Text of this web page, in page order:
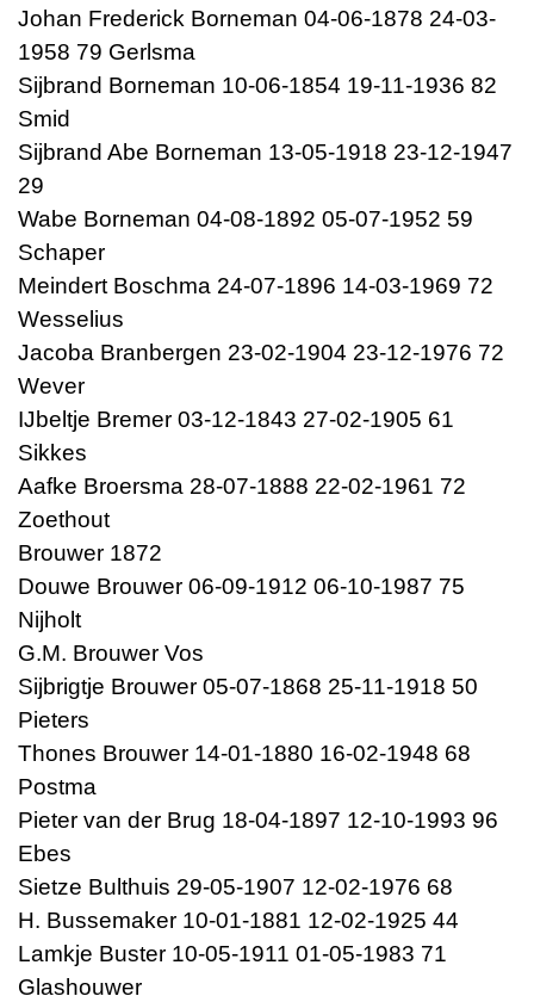
Johan Frederick Borneman 04-06-1878 24-03-
1958 79 Gerlsma
Sijbrand Borneman 10-06-1854 19-11-1936 82
Smid
Sijbrand Abe Borneman 13-05-1918 23-12-1947
29
Wabe Borneman 04-08-1892 05-07-1952 59
Schaper
Meindert Boschma 24-07-1896 14-03-1969 72
Wesselius
Jacoba Branbergen 23-02-1904 23-12-1976 72
Wever
IJbeltje Bremer 03-12-1843 27-02-1905 61
Sikkes
Aafke Broersma 28-07-1888 22-02-1961 72
Zoethout
Brouwer 1872
Douwe Brouwer 06-09-1912 06-10-1987 75
Nijholt
G.M. Brouwer Vos
Sijbrigtje Brouwer 05-07-1868 25-11-1918 50
Pieters
Thones Brouwer 14-01-1880 16-02-1948 68
Postma
Pieter van der Brug 18-04-1897 12-10-1993 96
Ebes
Sietze Bulthuis 29-05-1907 12-02-1976 68
H. Bussemaker 10-01-1881 12-02-1925 44
Lamkje Buster 10-05-1911 01-05-1983 71
Glashouwer